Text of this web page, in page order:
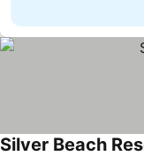
Silver Beach